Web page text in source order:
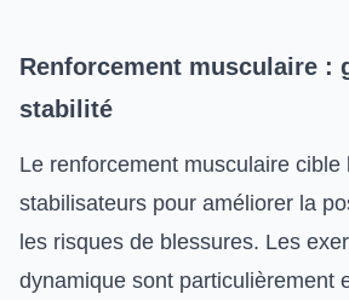
Renforcement musculaire :
stabilité
Le renforcement musculaire cible
stabilisateurs pour améliorer la
les risques de blessures. Les
dynamique sont particulièrement